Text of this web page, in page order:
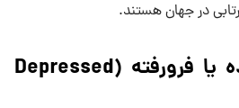
در جهان هستند.
مسیر پرتاب فشرده یا فرورفته (Depressed